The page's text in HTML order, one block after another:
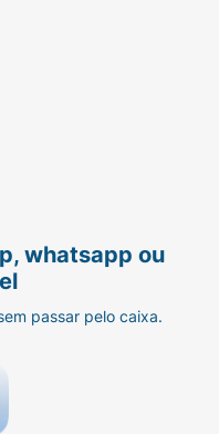
whatsapp ou
passar pelo caixa.